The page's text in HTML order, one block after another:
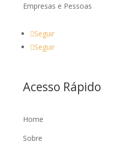
Empresas e Pessoas
Seguir
Seguir
Acesso Rápido
Home
Sobre